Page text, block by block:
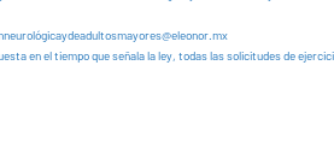
gicaydeadultosmayores@eleonor.mx
en el tiempo que señala la ley, todas las solicitudes de